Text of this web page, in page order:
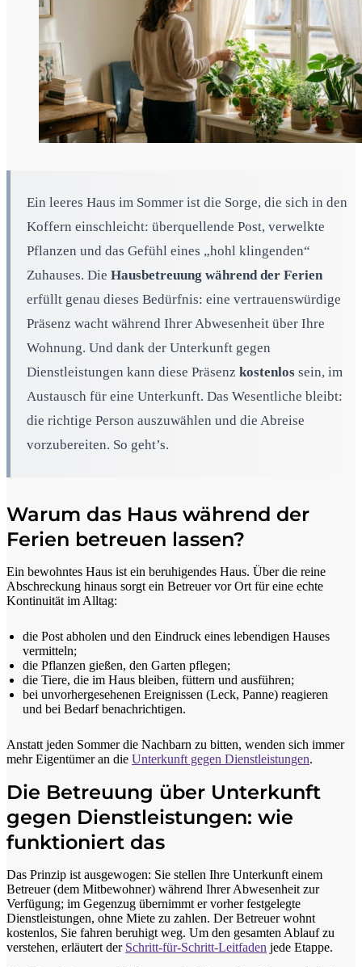
Ein leeres Haus im Sommer ist die Sorge, die sich in den
Koffern einschleicht: überquellende Post, verwelkte
Pflanzen und das Gefühl eines „hohl klingenden“
Zuhauses. Die Hausbetreuung während der Ferien
erfüllt genau dieses Bedürfnis: eine vertrauenswürdige
Präsenz wacht während Ihrer Abwesenheit über Ihre
Wohnung. Und dank der Unterkunft gegen
Dienstleistungen kann diese Präsenz kostenlos sein, im
Austausch für eine Unterkunft. Das Wesentliche bleibt:
die richtige Person auszuwählen und die Abreise
vorzubereiten. So geht’s.
Warum das Haus während der
Ferien betreuen lassen?
Ein bewohntes Haus ist ein beruhigendes Haus. Über die reine
Abschreckung hinaus sorgt ein Betreuer vor Ort für eine echte
Kontinuität im Alltag:
die Post abholen und den Eindruck eines lebendigen Hauses
vermitteln;
die Pflanzen gießen, den Garten pflegen;
die Tiere, die im Haus bleiben, füttern und ausführen;
bei unvorhergesehenen Ereignissen (Leck, Panne) reagieren
und bei Bedarf benachrichtigen.
Anstatt jeden Sommer die Nachbarn zu bitten, wenden sich immer
mehr Eigentümer an die Unterkunft gegen Dienstleistungen.
Die Betreuung über Unterkunft
gegen Dienstleistungen: wie
funktioniert das
Das Prinzip ist ausgewogen: Sie stellen Ihre Unterkunft einem
Betreuer (dem Mitbewohner) während Ihrer Abwesenheit zur
Verfügung; im Gegenzug übernimmt er vorher festgelegte
Dienstleistungen, ohne Miete zu zahlen. Der Betreuer wohnt
kostenlos, Sie fahren beruhigt weg. Um den gesamten Ablauf zu
verstehen, erläutert der Schritt-für-Schritt-Leitfaden jede Etappe.